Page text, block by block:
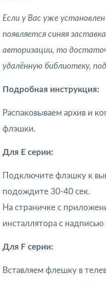
Если у Вас уже установлен
появляется синяя
авторизации, то
удалённую библиотеку,
Подробная инструкция:
Распаковываем архив и
флэшки.
Для Е серии:
Подключите флэшку к
подождите 30-40 сек.
На страничке с
инсталлятора с надписью
Для F серии:
Вставляем флешку в